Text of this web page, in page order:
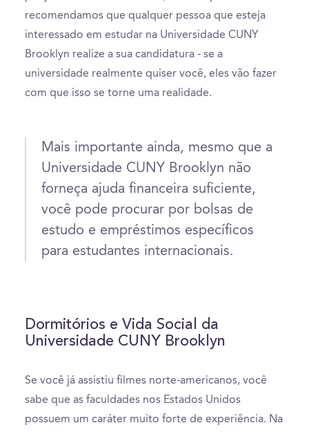
recomendamos que qualquer pessoa que esteja
interessado em estudar na Universidade CUNY
Brooklyn realize a sua candidatura - se a
universidade realmente quiser você, eles vão fazer
com que isso se torne uma realidade.
Mais importante ainda, mesmo que a
Universidade CUNY Brooklyn não
forneça ajuda financeira suficiente,
você pode procurar por bolsas de
estudo e empréstimos específicos
para estudantes internacionais.
Dormitórios e Vida Social da
Universidade CUNY Brooklyn
Se você já assistiu filmes norte-americanos, você
sabe que as faculdades nos Estados Unidos
possuem um caráter muito forte de experiência. Na